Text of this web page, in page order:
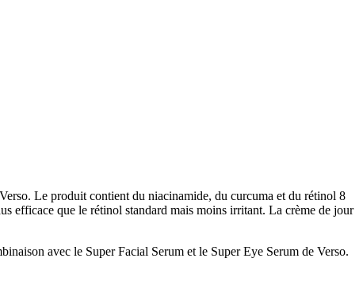
Le produit contient du niacinamide, du curcuma et du rétinol 8
efficace que le rétinol standard mais moins irritant. La crème de jour
avec le Super Facial Serum et le Super Eye Serum de Verso.